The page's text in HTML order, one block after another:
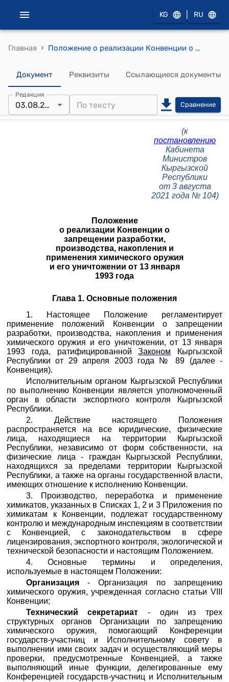
KG RU
Главная › Положение о реализации Конвенции о запрещении разработки, производства, накопления и применения химического оружия и его уничтожении от 13 января 1993 года
Документ Реквизиты Ссылающиеся документы
Редакция
03.08.2021 Сравнение